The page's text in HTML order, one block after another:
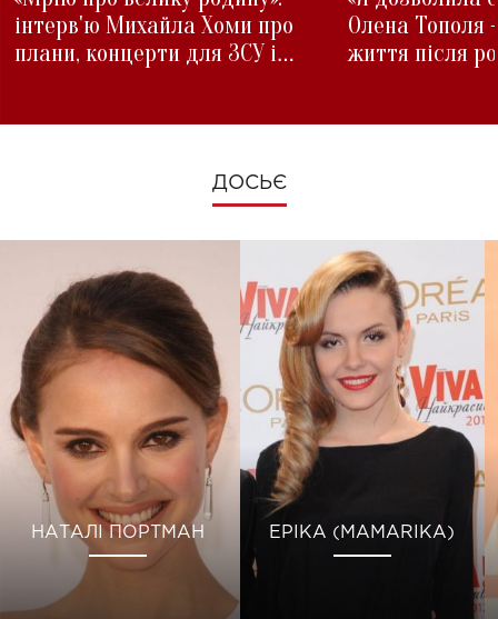
інтерв'ю Михайла Хоми про
плани, концерти для ЗСУ і
Олена Тополя
життя після
ДОСЬЄ
НАТАЛІ ПОРТМАН ЕРІКА (MAMARIKA)